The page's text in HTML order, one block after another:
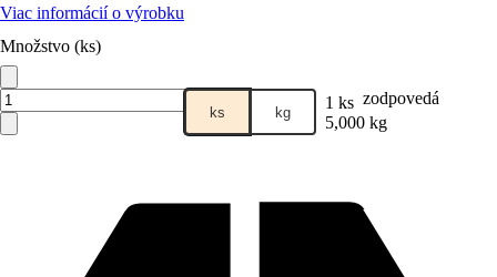
Viac informácií o výrobku
Množstvo (ks)
ks kg 1 ks zodpovedá
5,000 kg